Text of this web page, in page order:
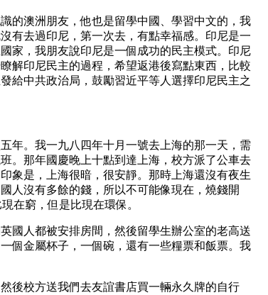
的澳洲朋友，他也是留學中國、學習中文的，我
有去過印尼，第一次去，有點幸福感。印尼是一
家，我朋友說印尼是一個成功的民主模式。印尼
解印尼民主的過程，希望返港後寫點東西，比較
給中共政治局，鼓勵習近平等人選擇印尼民主之
年。我一九八四年十月一號去上海的那一天，需
。那年國慶晚上十點到達上海，校方派了公車去
象是，上海很暗，很安靜。那時上海還沒有夜生
人沒有多餘的錢，所以不可能像現在，燒錢開
在窮，但是比現在環保。
國人都被安排房間，然後留學生辦公室的老高送
個金屬杯子，一個碗，還有一些糧票和飯票。我
後校方送我們去友誼書店買一輛永久牌的自行